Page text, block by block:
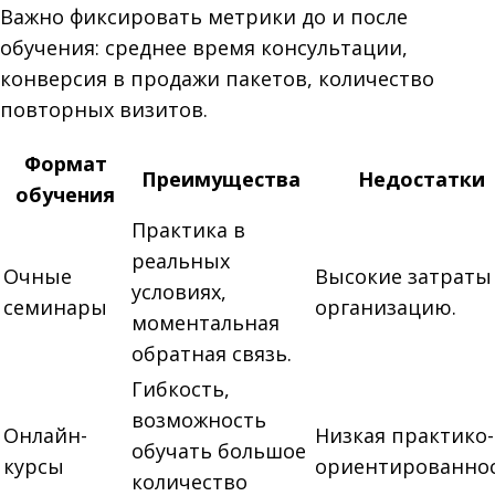
Важно фиксировать метрики до и после
обучения: среднее время консультации,
конверсия в продажи пакетов, количество
повторных визитов.
Формат
обучения
Преимущества Недостатки
Очные
семинары
Практика в
реальных
условиях,
моментальная
обратная связь.
Высокие
организацию.
Онлайн-
курсы
Гибкость,
возможность
обучать большое
количество
Низкая практико-